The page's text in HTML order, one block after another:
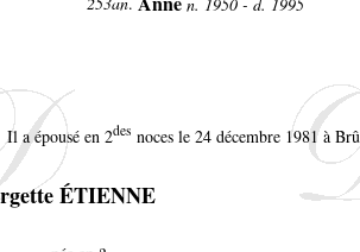
n. 1950 - d. 1995
Il a épousé en 2des noces le 24 décembre 1981 à
ÉTIENNE